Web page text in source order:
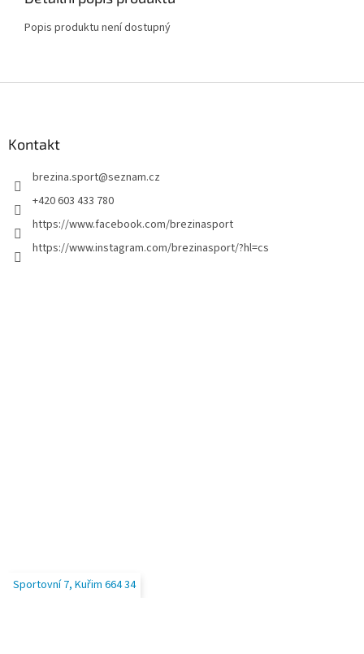
Popis produktu není dostupný
Kontakt
brezina.sport@seznam.cz
+420 603 433 780
https://www.facebook.com/brezinasport
https://www.instagram.com/brezinasport/?hl=cs
Sportovní 7, Kuřim 664 34